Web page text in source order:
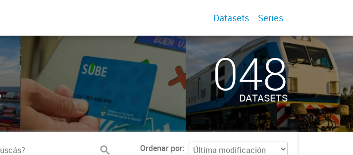
Datasets Series
048
DATASETS
Ordenar por